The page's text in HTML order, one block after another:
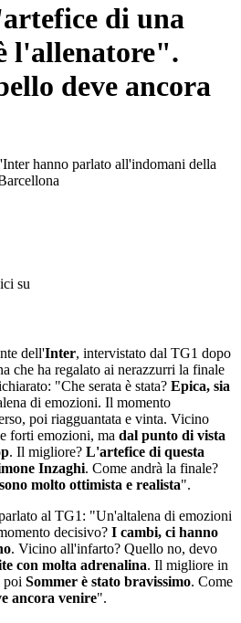
di una
l'allenatore".
deve ancora
hanno parlato all'indomani della
su
dell'Inter, intervistato dal TG1 dopo
che ha regalato ai nerazzurri la finale
"Che serata è stata? Epica, sia
di emozioni. Il momento
poi riagguantata e vinta. Vicino
forti emozioni, ma dal punto di vista
. Il migliore? L'artefice di questa
Inzaghi. Come andrà la finale?
sono molto ottimista e realista".
al TG1: "Un'altalena di emozioni
decisivo? I cambi, ci hanno
. Vicino all'infarto? Quello no, devo
con molta adrenalina. Il migliore in
poi Sommer è stato bravissimo. Come
ancora venire".